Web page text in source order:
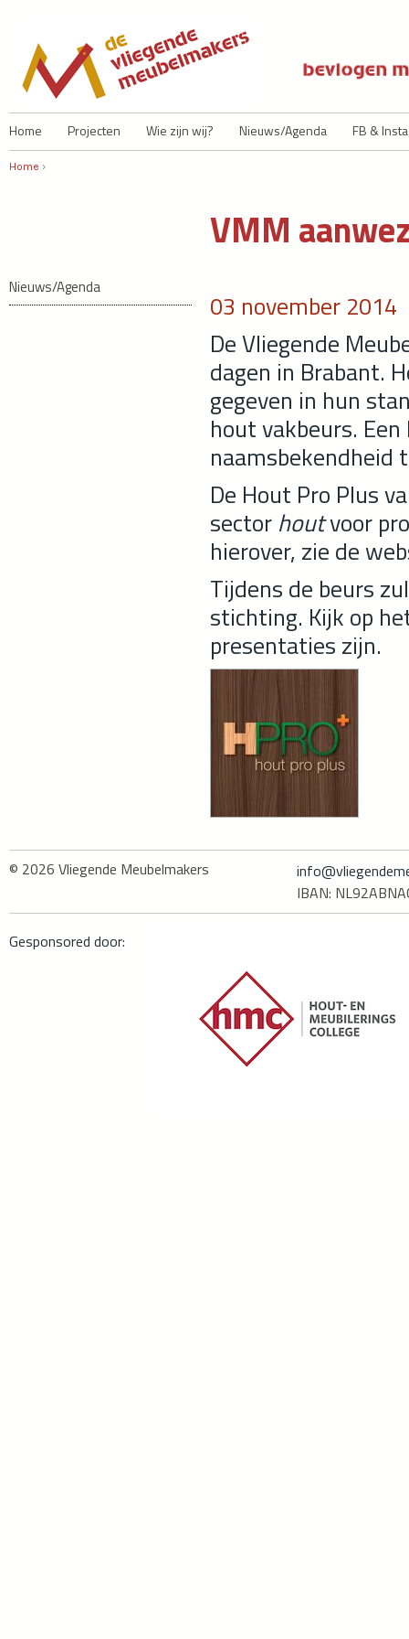
Home Projecten Wie zijn wij? Nieuws/Agenda FB &
U bent hier
Home ›
Nieuws/Agenda
VMM
03 november 2014
De Vliegende
dagen in Brabant.
gegeven in hun
hout vakbeurs.
naamsbekendheid
De Hout Pro Plus
sector houtvoor
hierover, zie de
Tijdens de beurs
stichting. Kijk op
presentaties zijn.
© 2026 Vliegende Meubelmakers
IBAN:
Gesponsored door: